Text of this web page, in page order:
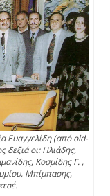
Ευαγγελίδη (από old-
δεξιά οι: Ηλιάδης,
Κοσμίδης Γ. ,
Μπίμπασης,